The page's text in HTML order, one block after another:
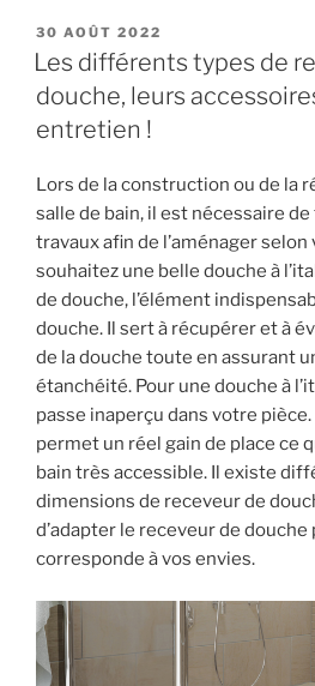
douche
POSTED
ON
30 AOÛT 2022
Les différents types de
douche, leurs
entretien !
Lors de la construction ou de la
salle de bain, il est nécessaire
travaux afin de l’aménager selon
souhaitez une belle douche à
de douche, l’élément
douche. Il sert à récupérer et à
de la douche toute en assurant
étanchéité. Pour une douche à
passe inaperçu dans votre
permet un réel gain de place ce
bain très accessible. Il existe
dimensions de receveur de
d’adapter le receveur de douche
corresponde à vos envies.